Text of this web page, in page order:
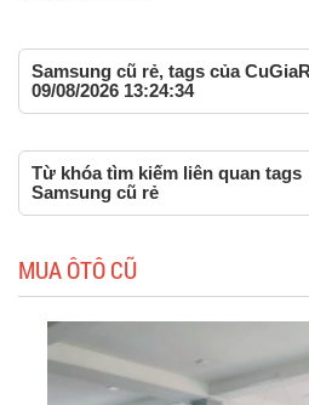
Samsung cũ rẻ, tags của
09/08/2026 13:24:34
Từ khóa tìm kiếm liên quan tags
Samsung cũ rẻ
MUA ÔTÔ CŨ